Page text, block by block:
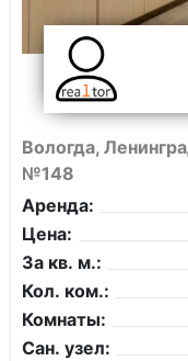
Вологда,
№148
Аренда:
Цена:
За кв. м.:
Кол. ком.:
Комнаты:
Сан. узел: